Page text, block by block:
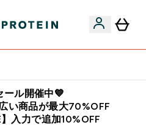
ール開催中💙
い商品が最大70%OFF
入力で追加10%OFF